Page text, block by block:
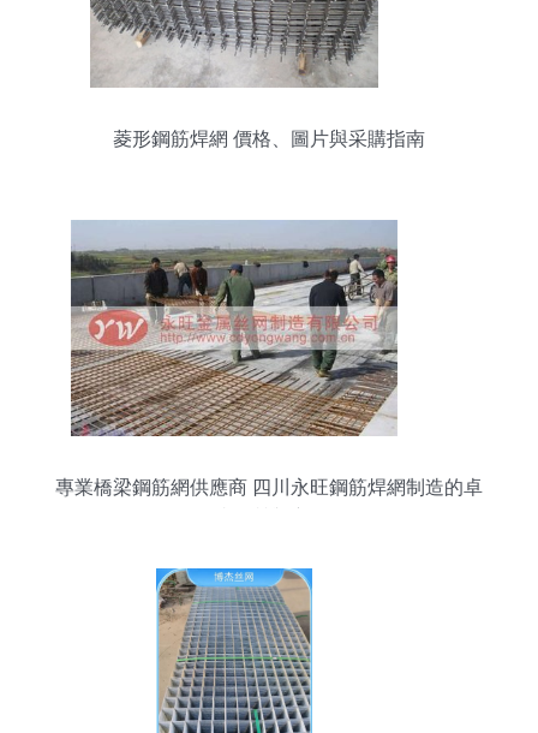
菱形鋼筋焊網 價格、圖片與采購指南
專業橋梁鋼筋網供應商 四川永旺鋼筋焊網制造的卓